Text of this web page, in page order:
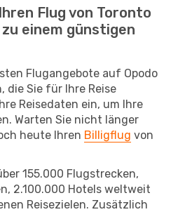
Flug von Toronto
einem günstigen
Flugangebote auf Opodo
die Sie für Ihre Reise
Reisedaten ein, um Ihre
Warten Sie nicht länger
heute Ihren Billigflug von
155.000 Flugstrecken,
2.100.000 Hotels weltweit
Reisezielen. Zusätzlich